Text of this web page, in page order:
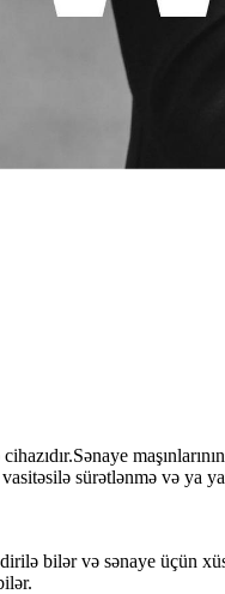
sürətlənmə və ya
bilər və sənaye üçün